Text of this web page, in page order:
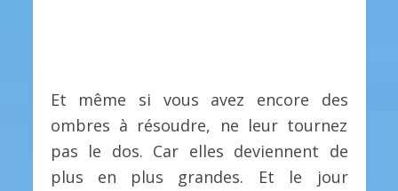
Et même si vous avez encore des
ombres à résoudre, ne leur tournez
pas le dos. Car elles deviennent de
plus en plus grandes. Et le jour